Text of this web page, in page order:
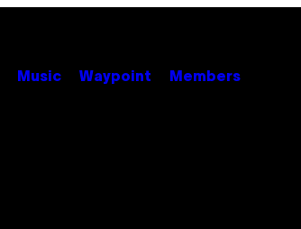
Music Waypoint Members